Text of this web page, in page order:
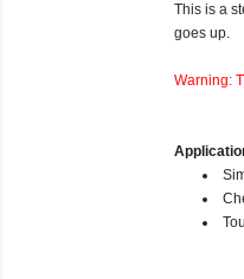
This is a
goes up.
Warning: